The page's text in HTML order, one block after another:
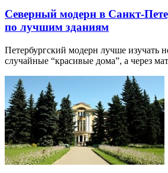
Северный модерн в Санкт-
по лучшим зданиям
Петербургский модерн лучше изучать
случайные “красивые дома”, а через